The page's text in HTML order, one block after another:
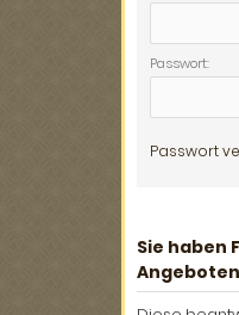
Passwort:
Passwort
Sie haben